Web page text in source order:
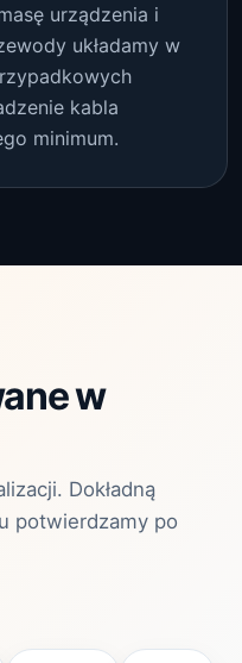
urządzenia i
układamy w
kabla
minimum.
w
Dokładną
potwierdzamy po